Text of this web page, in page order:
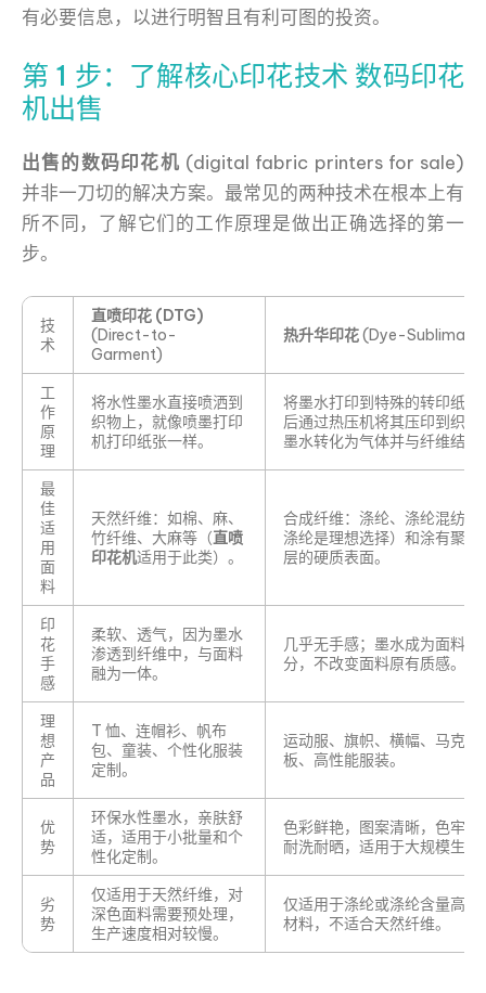
有必要信息，以进行明智且有利可图的投资。
第 1 步：了解核心印花技术 数码印花
机出售
出售的数码印花机 (digital fabric printers for sale)
并非一刀切的解决方案。最常见的两种技术在根本上有
所不同，了解它们的工作原理是做出正确选择的第一
步。
技
术
直喷印花 (DTG)
(Direct-to-
Garment)
热升华印花(Dye-
工
作
原
理
将水性墨水直接喷洒到
织物上，就像喷墨打印
机打印纸张一样。
将墨水打印到特殊的转印纸上
后通过热压机将其压印到织物
墨水转化为气体并与纤维结合
最
佳
适
用
面
料
天然纤维：如棉、麻、
竹纤维、大麻等（直喷
印花机适用于此类）。
合成纤维：涤纶、涤纶混纺
涤纶是理想选择）和涂有聚合
层的硬质表面。
印
花
手
感
柔软、透气，因为墨水
渗透到纤维中，与面料
融为一体。
几乎无手感；墨水成为面料的
分，不改变面料原有质感。
理
想
产
品
T 恤、连帽衫、帆布
包、童装、个性化服装
定制。
运动服、旗帜、横幅、马克杯
板、高性能服装。
优
势
环保水性墨水，亲肤舒
适，适用于小批量和个
性化定制。
色彩鲜艳，图案清晰，色牢度
耐洗耐晒，适用于大规模生产
劣
势
仅适用于天然纤维，对
深色面料需要预处理，
生产速度相对较慢。
仅适用于涤纶或涤纶含量高及
材料，不适合天然纤维。